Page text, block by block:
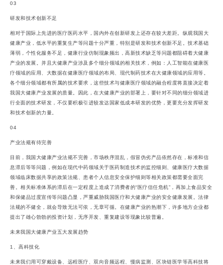
03
研发和技术创新不足
相对于国际上先进的医疗医药水平，国内外在创新研发上还存在较大差距。纵观我国大
健康产业，低水平的重复生产等问题十分严重，特别是研发和技术创新不足。技术基础
薄弱，个性化服务不足，健康行业仿制现象频出，高新技术缺乏等问题都阻碍着大健康
产业的发展。并且大健康产业涉及多个细分领域的相关技术，例如：人工智能在健康医
疗领域的应用、大数据在健康医疗领域的布局、现代制药技术在大健康领域的应用等。
各个细分领域都有所属的技术要求，这些技术与健康医疗领域的融合程度将直接决定着
我国大健康产业发展的质量。因此，在大健康产业的部署上，要针对不同的细分领域进
行全面的技术研发，不仅要积极引进较发达国家低成本研发的优势，更要充分发挥研发
和技术创新的力量。
04
产业法规有待完善
目前，我国大健康产业法规不完善，市场秩序混乱，假冒伪劣产品依然存在，标准和信
息滞后等等问题，例如在现代中药领域关于医药制造技术的监控细则、健康医疗大数据
领域临床数据共享的政策法规、患者个人信息安全保护细则等相关政策都需要全面完
善。相关标准体系的滞后在一定程度上造成了消费者的“医疗信任危机”，再加上食品安全
和保健品过度宣传等问题凸显，严重威胁我国医疗和大健康产业的安全健康发展。法律
法规的不健全，就会导致无法可依，无章可循。在健康产业的热潮下，许多地方企业都
提出了雄心勃勃的投资计划，无序开发、重复建设等现象比较普遍。
未来我国大健康产业五大发展趋势
1、高科技化
未来我们用可穿戴设备、远程医疗、双向音频远程、慢病监测、区块链医学等高科技将